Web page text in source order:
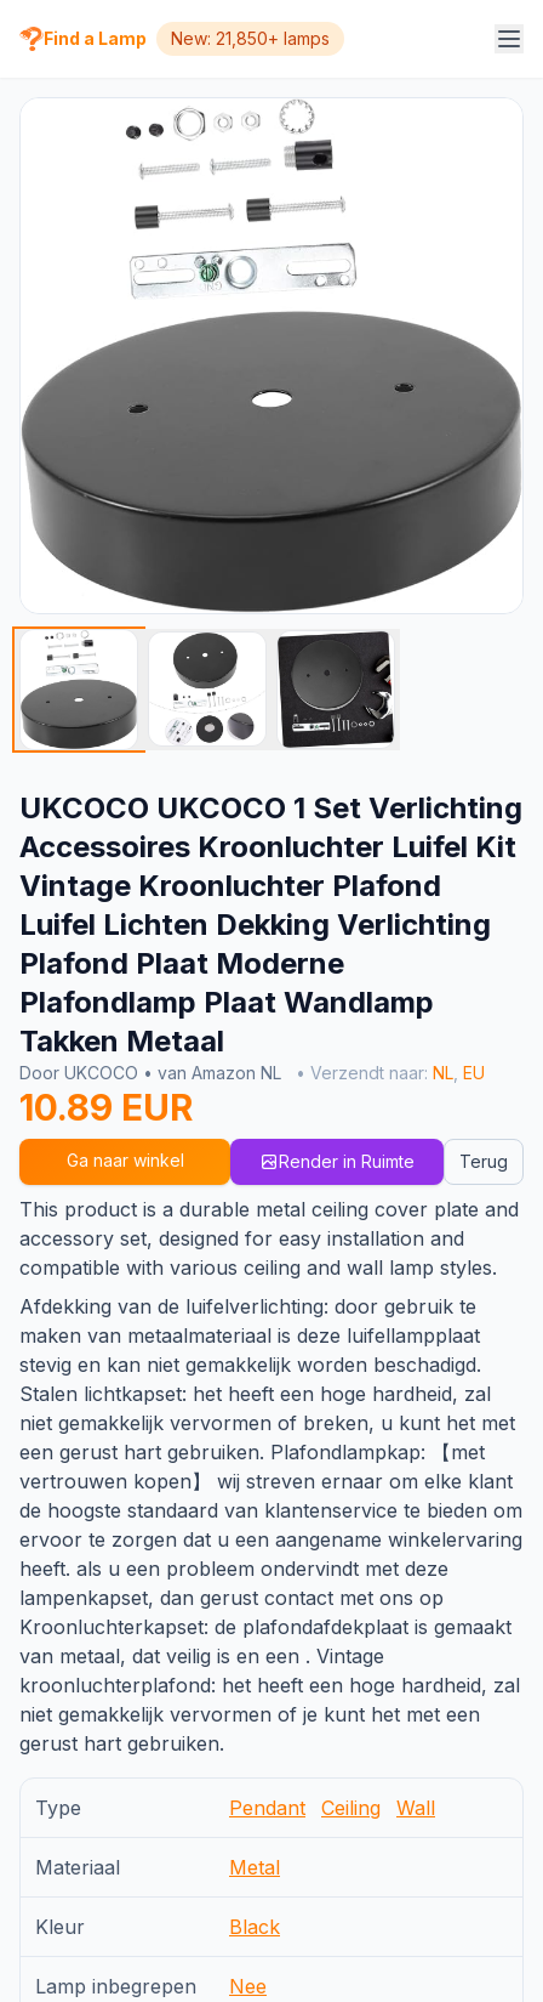
Find a Lamp New: 21,850+ lamps
UKCOCO UKCOCO 1 Set Verlichting
Accessoires Kroonluchter Luifel Kit
Vintage Kroonluchter Plafond
Luifel Lichten Dekking Verlichting
Plafond Plaat Moderne
Plafondlamp Plaat Wandlamp
Takken Metaal
Door UKCOCO • van Amazon NL • Verzendt naar: NL EU
10.89 EUR
Ga naar winkel Render in Ruimte Terug
This product is a durable metal ceiling cover plate and
accessory set, designed for easy installation and
compatible with various ceiling and wall lamp styles.
Afdekking van de luifelverlichting: door gebruik te
maken van metaalmateriaal is deze luifellampplaat
stevig en kan niet gemakkelijk worden beschadigd.
Stalen lichtkapset: het heeft een hoge hardheid, zal
niet gemakkelijk vervormen of breken, u kunt het met
een gerust hart gebruiken. Plafondlampkap: 【met
vertrouwen kopen】 wij streven ernaar om elke klant
de hoogste standaard van klantenservice te bieden om
ervoor te zorgen dat u een aangename winkelervaring
heeft. als u een probleem ondervindt met deze
lampenkapset, dan gerust contact met ons op
Kroonluchterkapset: de plafondafdekplaat is gemaakt
van metaal, dat veilig is en een . Vintage
kroonluchterplafond: het heeft een hoge hardheid, zal
niet gemakkelijk vervormen of je kunt het met een
gerust hart gebruiken.
Type Pendant Ceiling Wall
Materiaal Metal
Kleur Black
Lamp inbegrepen Nee